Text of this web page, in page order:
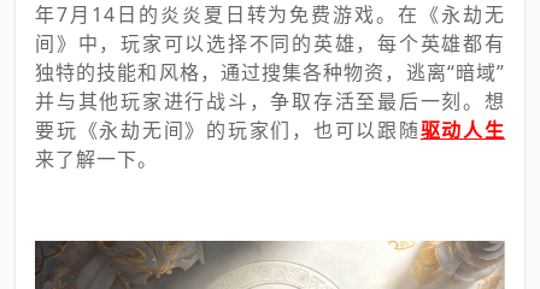
年7月14日的炎炎夏日转为免费游戏。在《永劫无
间》中，玩家可以选择不同的英雄，每个英雄都有
独特的技能和风格，通过搜集各种物资，逃离“暗域”
并与其他玩家进行战斗，争取存活至最后一刻。想
要玩《永劫无间》的玩家们，也可以跟随驱动人生
来了解一下。